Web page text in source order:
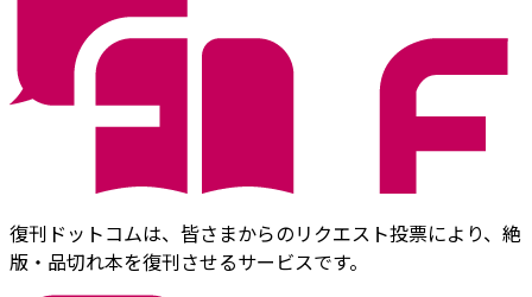
復刊ドットコムは、皆さまからのリクエスト投票により、絶
版・品切れ本を復刊させるサービスです。